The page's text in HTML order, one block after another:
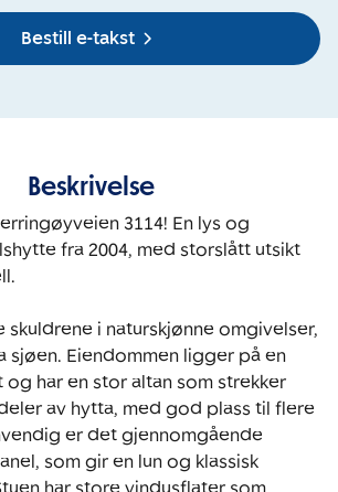
Bestill e-takst
Beskrivelse
3114! En lys og
fra 2004, med storslått utsikt
skuldrene i naturskjønne omgivelser,
sjøen. Eiendommen ligger på en
har en stor altan som strekker
av hytta, med god plass til flere
er det gjennomgående
som gir en lun og klassisk